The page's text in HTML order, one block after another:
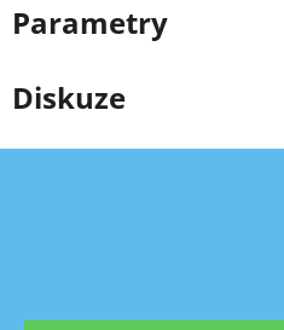
Parametry
Diskuze
Z